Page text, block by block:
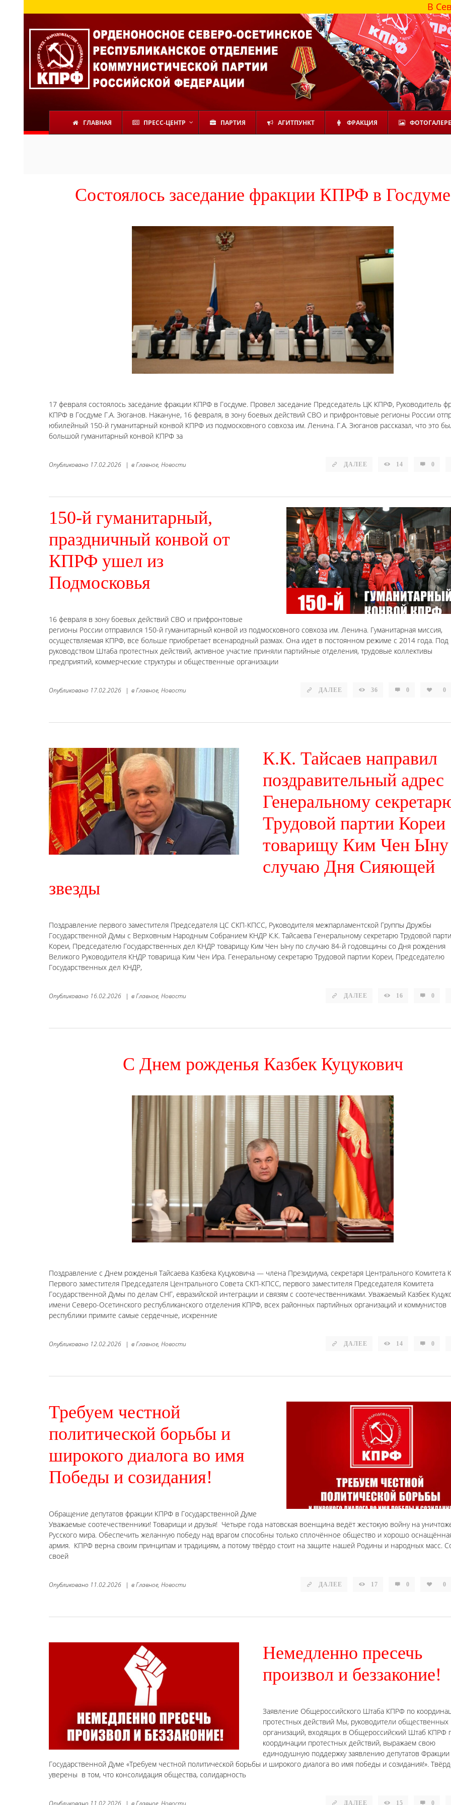
В Северной
ГЛАВНАЯ ПРЕСС-ЦЕНТР ПАРТИЯ АГИТПУНКТ ФРАКЦИЯ
Состоялось заседание фракции КПРФ в Госдуме
17 февраля состоялось заседание фракции КПРФ в Госдуме. Провел заседание Председатель ЦК КПРФ, Руководитель
КПРФ в Госдуме Г.А. Зюганов. Накануне, 16 февраля, в зону боевых действий СВО и прифронтовые регионы России
юбилейный 150-й гуманитарный конвой КПРФ из подмосковного совхоза им. Ленина. Г.А. Зюганов рассказал, что это
большой гуманитарный конвой КПРФ за
ДАЛЕЕ 14 0
Опубликовано 17.02.2026 | вГлавное, Новости
150-й гуманитарный,
праздничный конвой от
КПРФ ушел из
Подмосковья
16 февраля в зону боевых действий СВО и прифронтовые
регионы России отправился 150-й гуманитарный конвой из подмосковного совхоза им. Ленина. Гуманитарная миссия,
осуществляемая КПРФ, все больше приобретает всенародный размах. Она идет в постоянном режиме с 2014 года. Под
руководством Штаба протестных действий, активное участие приняли партийные отделения, трудовые коллективы
предприятий, коммерческие структуры и общественные организации
ДАЛЕЕ 36 0 0
Опубликовано 17.02.2026 | вГлавное, Новости
К.К. Тайсаев направил
поздравительный адрес
Генеральному
Трудовой партии Кореи
товарищу Ким Чен Ыну
случаю Дня Сияющей
звезды
Поздравление первого заместителя Председателя ЦС СКП-КПСС, Руководителя межпарламентской Группы Дружбы
Государственной Думы с Верховным Народным Собранием КНДР К.К. Тайсаева Генеральному секретарю Трудовой
Кореи, Председателю Государственных дел КНДР товарищу Ким Чен Ыну по случаю 84-й годовщины со Дня рождения
Великого Руководителя КНДР товарища Ким Чен Ира. Генеральному секретарю Трудовой партии Кореи, Председателю
Государственных дел КНДР,
ДАЛЕЕ 16 0
Опубликовано 16.02.2026 | вГлавное, Новости
С Днем рожденья Казбек Куцукович
Поздравление с Днем рожденья Тайсаева Казбека Куцуковича — члена Президиума, секретаря Центрального Комитета
Первого заместителя Председателя Центрального Совета СКП-КПСС, первого заместителя Председателя Комитета
Государственной Думы по делам СНГ, евразийской интеграции и связям с соотечественниками. Уважаемый Казбек
имени Северо-Осетинского республиканского отделения КПРФ, всех районных партийных организаций и коммунистов
республики примите самые сердечные, искренние
ДАЛЕЕ 14 0
Опубликовано 12.02.2026 | вГлавное, Новости
Требуем честной
политической борьбы и
широкого диалога во имя
Победы и созидания!
Обращение депутатов фракции КПРФ в Государственной Думе
Уважаемые соотечественники! Товарищи и друзья! Четыре года натовская военщина ведёт жестокую войну на
Русского мира. Обеспечить желанную победу над врагом способны только сплочённое общество и хорошо
армия. КПРФ верна своим принципам и традициям, а потому твёрдо стоит на защите нашей Родины и народных масс.
своей
ДАЛЕЕ 17 0 0
Опубликовано 11.02.2026 | вГлавное, Новости
Немедленно пресечь
произвол и беззаконие!
Заявление Общероссийского Штаба КПРФ по
протестных действий Мы, руководители общественных
организаций, входящих в Общероссийский Штаб КПРФ
координации протестных действий, выражаем свою
единодушную поддержку заявлению депутатов
Государственной Думе «Требуем честной политической борьбы и широкого диалога во имя победы и созидания!».
уверены в том, что консолидация общества, солидарность
ДАЛЕЕ 15 0